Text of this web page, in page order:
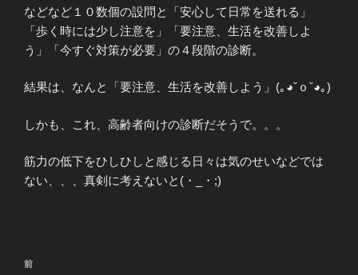
などなど１０数個の設問と「安心して日常を送れる」
「歩く時には少し注意を」「要注意、生活を改善しよ
う」「今すぐ対策が必要」の４段階の診断。
結果は、なんと「要注意、生活を改善しよう」(｡◕ˇｏˇ◕｡)
しかも、これ、高齢者向けの診断だそうで。。。
筋力の低下をひしひしと感じる日々は気のせいなどでは
ない、、、真剣に考えないと(・_・;)
投
前
前